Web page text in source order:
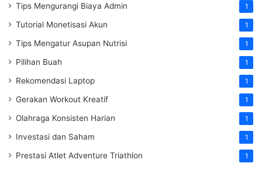
Tips Mengurangi Biaya Admin 1
Tutorial Monetisasi Akun 1
Tips Mengatur Asupan Nutrisi 1
Pilihan Buah 1
Rekomendasi Laptop 1
Gerakan Workout Kreatif 1
Olahraga Konsisten Harian 1
Investasi dan Saham 1
Prestasi Atlet Adventure Triathlon 1